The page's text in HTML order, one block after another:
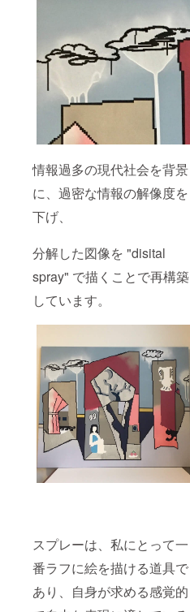
情報過多の現代社会を背景
に、過密な情報の解像度を
下げ、
分解した図像を "disital
spray" で描くことで再構築
しています。
スプレーは、私にとって一
番ラフに絵を描ける道具で
あり、自身が求める感覚的